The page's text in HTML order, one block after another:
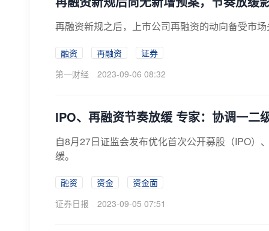
再融资新规之后，上市公司再融资的动向备受市
融资 再融资
证券
第一财经
2023-09-06 08:32
IPO、再融资节奏放缓 专家：协调一二
自8月27日证监会发布优化首次公开募股（IPO）
缓。
融资 资金
资金面
证券日报
2023-09-05 07:51